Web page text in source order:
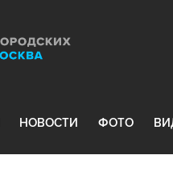
НОВОСТИ ФОТО